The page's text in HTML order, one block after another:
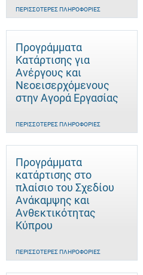
ΠΕΡΙΣΣΌΤΕΡΕΣ ΠΛΗΡΟΦΟΡΊΕΣ
Προγράμματα
Κατάρτισης για
Ανέργους και
Νεοεισερχόμενους
στην Αγορά Εργασίας
ΠΕΡΙΣΣΌΤΕΡΕΣ ΠΛΗΡΟΦΟΡΊΕΣ
Προγράμματα
κατάρτισης στο
πλαίσιο του Σχεδίου
Ανάκαμψης και
Ανθεκτικότητας
Κύπρου
ΠΕΡΙΣΣΌΤΕΡΕΣ ΠΛΗΡΟΦΟΡΊΕΣ